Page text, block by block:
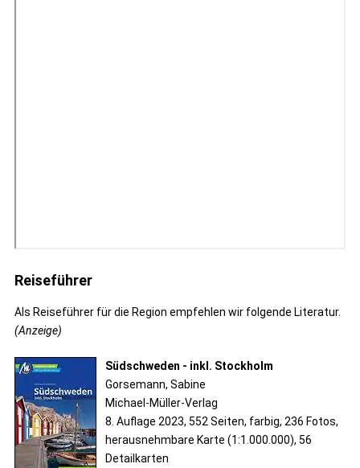
Reiseführer
Als Reiseführer für die Region empfehlen wir folgende Literatur.
(Anzeige)
Südschweden - inkl. Stockholm
Gorsemann, Sabine
Michael-Müller-Verlag
8. Auflage 2023, 552 Seiten, farbig, 236 Fotos,
herausnehmbare Karte (1:1.000.000), 56
Detailkarten